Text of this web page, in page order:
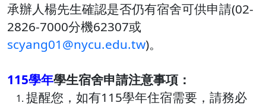
承辦人楊先生確認是否仍有宿舍可供申請(02-
2826-7000分機62307或
scyang01@nycu.edu.tw)。
115學年學生宿舍申請注意事項：
提醒您，如有115學年住宿需要，請務必